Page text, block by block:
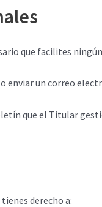
que facilites
enviar un correo
que el Titular
derecho a: